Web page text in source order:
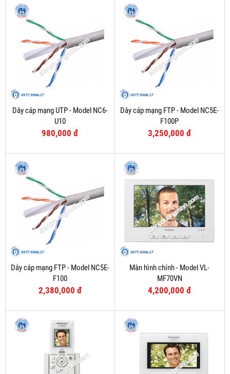
Dây cáp mạng UTP - Model NC6-
U10
980,000 đ
Dây cáp mạng FTP - Model NC5E-
F100P
3,250,000 đ
Dây cáp mạng FTP - Model NC5E-
F100
2,380,000 đ
Màn hình chính - Model VL-
MF70VN
4,200,000 đ